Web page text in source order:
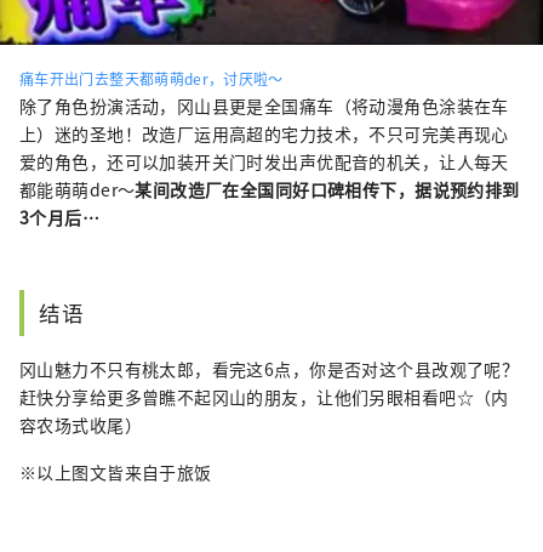
痛车开出门去整天都萌萌der，讨厌啦～
除了角色扮演活动，冈山县更是全国痛车（将动漫角色涂装在车
上）迷的圣地！改造厂运用高超的宅力技术，不只可完美再现心
爱的角色，还可以加装开关门时发出声优配音的机关，让人每天
都能萌萌der～某间改造厂在全国同好口碑相传下，据说预约排到
3个月后…
结语
冈山魅力不只有桃太郎，看完这6点，你是否对这个县改观了呢？
赶快分享给更多曾瞧不起冈山的朋友，让他们另眼相看吧☆（内
容农场式收尾）
※以上图文皆来自于旅饭